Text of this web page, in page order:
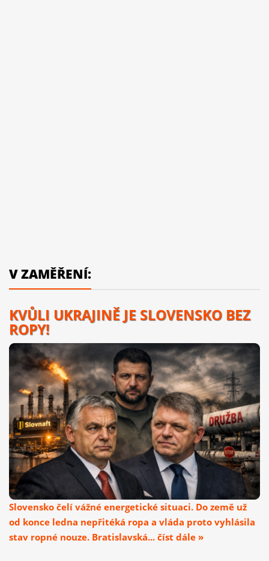
V ZAMĚŘENÍ:
KVŮLI UKRAJINĚ JE SLOVENSKO BEZ
ROPY!
Slovensko čelí vážné energetické situaci. Do země už
od konce ledna nepřitéká ropa a vláda proto vyhlásila
stav ropné nouze. Bratislavská... číst dále »